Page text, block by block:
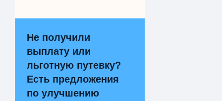
Не получили
выплату или
льготную путевку?
Есть предложения
по улучшению